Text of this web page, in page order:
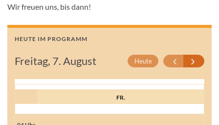
Wir freuen uns, bis dann!
HEUTE IM PROGRAMM
Freitag, 7. August Heute
FR.